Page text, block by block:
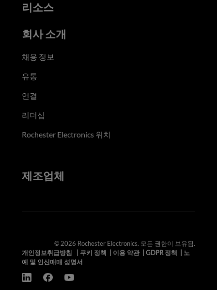
리소스
회사 소개
채용 정보
유통
연결
리더십
Rochester Electronics 위치
제조업체
© 2026 Rochester Electronics. 모든 권한이 보유됨.
개인정보취급방침
쿠키 정책 이용 약관| GDPR 정책
노
예 및 인신매매 성명서